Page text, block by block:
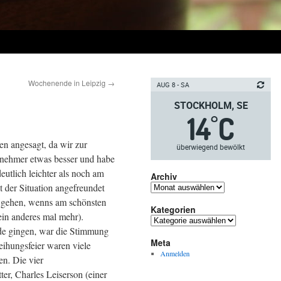
Wochenende in Leipzig →
angesagt, da wir zur
etwas besser und habe
leichter als noch am
Situation angefreundet
wenns am schönsten
anderes mal mehr).
gingen, war die Stimmung
waren viele
Die vier
Charles Leiserson (einer
AUG 8 - SA
STOCKHOLM, SE
14°C
überwiegend bewölkt
Archiv
Archiv
Kategorien
Kategorien
Meta
Anmelden